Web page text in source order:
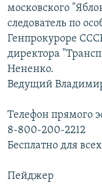
московского
следователь по
Генпрокуроре
директора
Нененко.
Ведущий
Телефон прямого
8-800-200-2212
Бесплатно для
Пейджер